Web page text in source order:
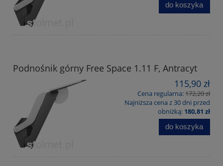
do koszyka
Podnośnik górny Free Space 1.11 F, Antracyt
115,90 zł
Cena regularna:172,20 zł
Najniższa cena z 30 dni przed
obniżką: 180,81 zł
do koszyka